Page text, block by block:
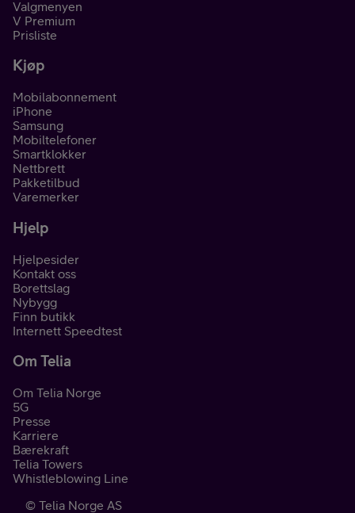
Valgmenyen
V Premium
Prisliste
Kjøp
Mobilabonnement
iPhone
Samsung
Mobiltelefoner
Smartklokker
Nettbrett
Pakketilbud
Varemerker
Hjelp
Hjelpesider
Kontakt oss
Borettslag
Nybygg
Finn butikk
Internett Speedtest
Om Telia
Om Telia Norge
5G
Presse
Karriere
Bærekraft
Telia Towers
Whistleblowing Line
© Telia Norge AS